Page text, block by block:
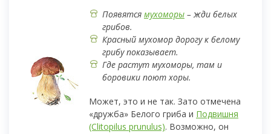
Появятся мухоморы – жди белых
грибов.
Красный мухомор дорогу к белому
грибу показывает.
Где растут мухоморы, там и
боровики поют хоры.
Может, это и не так. Зато отмечена
«дружба» Белого гриба и Подвишня
(Clitopilus prunulus). Возможно, он